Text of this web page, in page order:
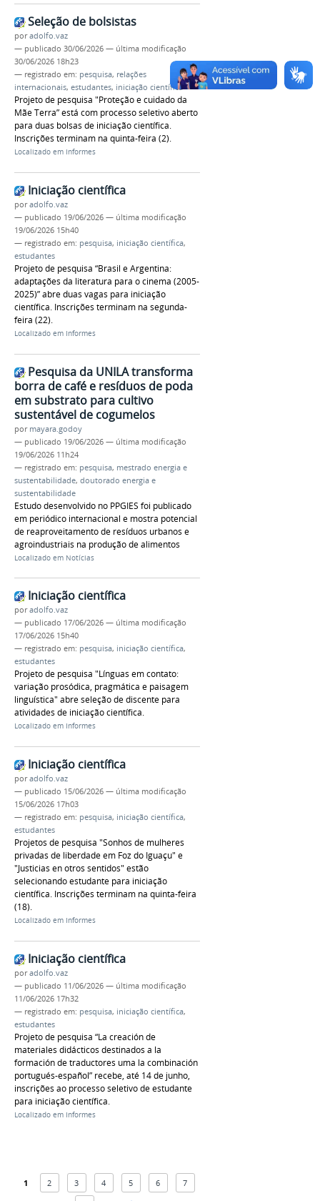
Seleção de bolsistas
poradolfo.vaz
— publicado 30/06/2026 — última modificação
30/06/2026 18h23
— registrado em: pesquisa, relações
internacionais, estudantes, iniciação científica
Projeto de pesquisa "Proteção e cuidado da
Mãe Terra” está com processo seletivo aberto
para duas bolsas de iniciação científica.
Inscrições terminam na quinta-feira (2).
Localizado em Informes
Iniciação científica
poradolfo.vaz
— publicado 19/06/2026 — última modificação
19/06/2026 15h40
— registrado em: pesquisa, iniciação científica,
estudantes
Projeto de pesquisa “Brasil e Argentina:
adaptações da literatura para o cinema (2005-
2025)” abre duas vagas para iniciação
científica. Inscrições terminam na segunda-
feira (22).
Localizado em Informes
Pesquisa da UNILA transforma
borra de café e resíduos de poda
em substrato para cultivo
sustentável de cogumelos
por mayara.godoy
— publicado 19/06/2026 — última modificação
19/06/2026 11h24
— registrado em: pesquisa, mestrado energia e
sustentabilidade, doutorado energia e
sustentabilidade
Estudo desenvolvido no PPGIES foi publicado
em periódico internacional e mostra potencial
de reaproveitamento de resíduos urbanos e
agroindustriais na produção de alimentos
Localizado em Notícias
Iniciação científica
poradolfo.vaz
— publicado 17/06/2026 — última modificação
17/06/2026 15h40
— registrado em: pesquisa, iniciação científica,
estudantes
Projeto de pesquisa "Línguas em contato:
variação prosódica, pragmática e paisagem
linguística" abre seleção de discente para
atividades de iniciação científica.
Localizado em Informes
Iniciação científica
poradolfo.vaz
— publicado 15/06/2026 — última modificação
15/06/2026 17h03
— registrado em: pesquisa, iniciação científica,
estudantes
Projetos de pesquisa "Sonhos de mulheres
privadas de liberdade em Foz do Iguaçu" e
"Justicias en otros sentidos" estão
selecionando estudante para iniciação
científica. Inscrições terminam na quinta-feira
(18).
Localizado em Informes
Iniciação científica
poradolfo.vaz
— publicado 11/06/2026 — última modificação
11/06/2026 17h32
— registrado em: pesquisa, iniciação científica,
estudantes
Projeto de pesquisa “La creación de
materiales didácticos destinados a la
formación de traductores uma la combinación
portugués-español” recebe, até 14 de junho,
inscrições ao processo seletivo de estudante
para iniciação científica.
Localizado em Informes
1 2 3 4 5 6 7